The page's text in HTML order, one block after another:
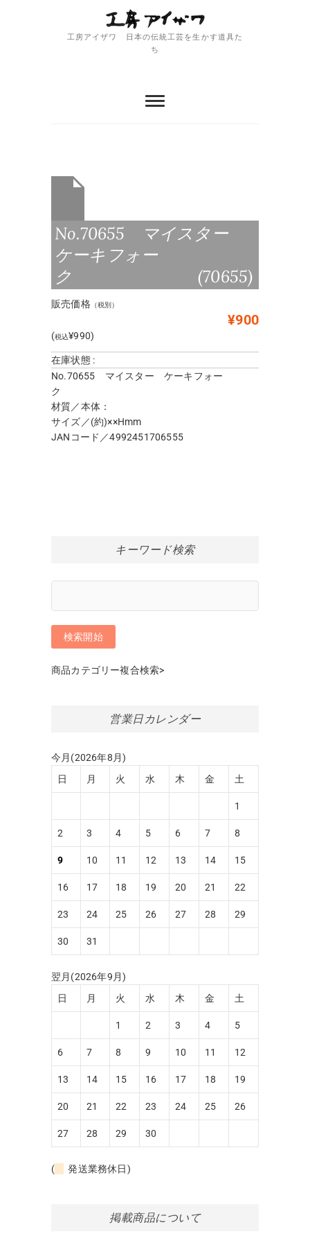
工房アイザワ 日本の伝統工芸を生かす道具た
ち
No.70655 マイスター
ケーキフォー
ク (70655)
販売価格（税別）
¥900
(税込¥990)
在庫状態 :
No.70655 マイスター ケーキフォー
ク
材質／本体：
サイズ／(約)××Hmm
JANコード／4992451706555
キーワード検索
商品カテゴリー複合検索>
営業日カレンダー
今月(2026年8月)
日
月 火 水 木 金 土
1
2 3 4 5 6 7 8
9 10 11 12 13 14 15
16 17 18 19 20 21 22
23 24 25 26 27 28 29
30 31
翌月(2026年9月)
日
月 火 水 木 金 土
1 2 3 4 5
6 7 8 9 10 11 12
13 14 15 16 17 18 19
20 21 22 23 24 25 26
27 28 29 30
( 発送業務休日)
掲載商品について